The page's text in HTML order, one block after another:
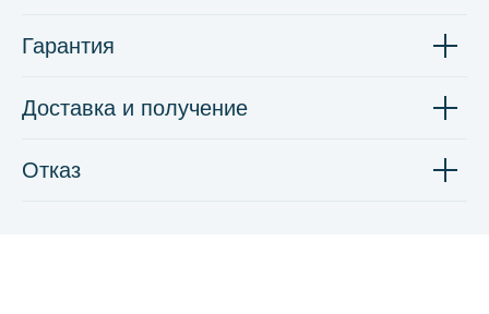
Гарантия
Доставка и получение
Отказ